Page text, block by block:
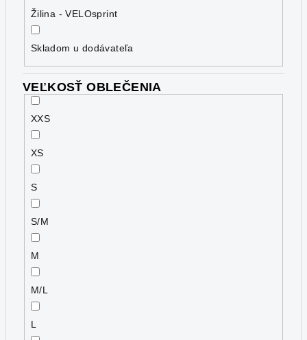
Žilina - VELOsprint
Skladom u dodávateľa
VEĽKOSŤ OBLEČENIA
XXS
XS
S
S/M
M
M/L
L